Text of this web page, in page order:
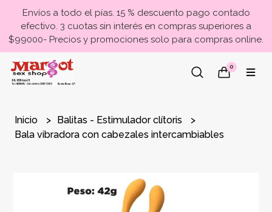
Envíos a todo el pías. 15 % descuento pago contado
efectivo. 3 cuotas sin interés en compras superiores a
$99000- Precios y promociones solo para compras online.
0
Inicio
Balitas - Estimulador clítoris
Bala vibradora con cabezales intercambiables